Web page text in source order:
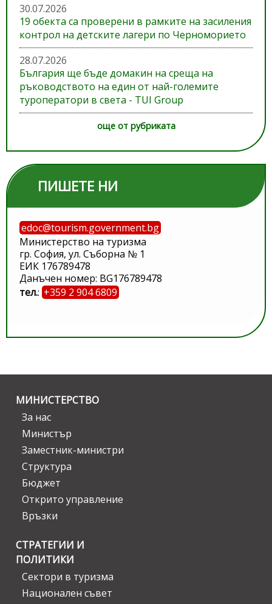
30.07.2026
19 обекта са проверени в рамките на засиления
контрол на детските лагери по Черноморието
28.07.2026
България ще бъде домакин на среща на
ръководството на един от най-големите
туроператори в света - TUI Group
още от рубриката
ПИШЕТЕ НИ
edoc@tourism.government.bg
Министерство на туризма
гр. София, ул. Съборна № 1
ЕИК 176789478
Данъчен номер: BG176789478
тел.: +359 2 904 6809
МИНИСТЕРСТВО
За нас
Министър
Заместник-министри
Структура
Бюджет
Открито управление
Връзки
СТРАТЕГИИ И
ПОЛИТИКИ
Сектори в туризма
Национален съвет